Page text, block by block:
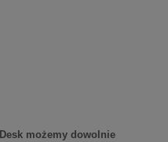
możemy dowolnie